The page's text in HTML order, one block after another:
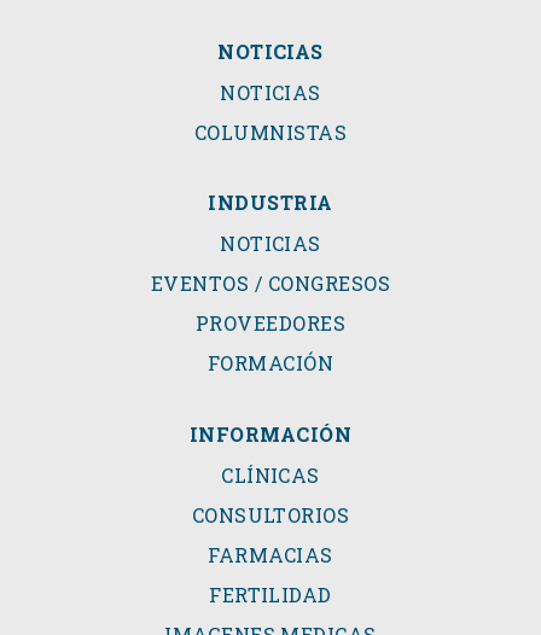
NOTICIAS
NOTICIAS
COLUMNISTAS
INDUSTRIA
NOTICIAS
EVENTOS / CONGRESOS
PROVEEDORES
FORMACIÓN
INFORMACIÓN
CLÍNICAS
CONSULTORIOS
FARMACIAS
FERTILIDAD